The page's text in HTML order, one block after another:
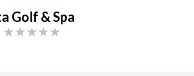
Golf & Spa